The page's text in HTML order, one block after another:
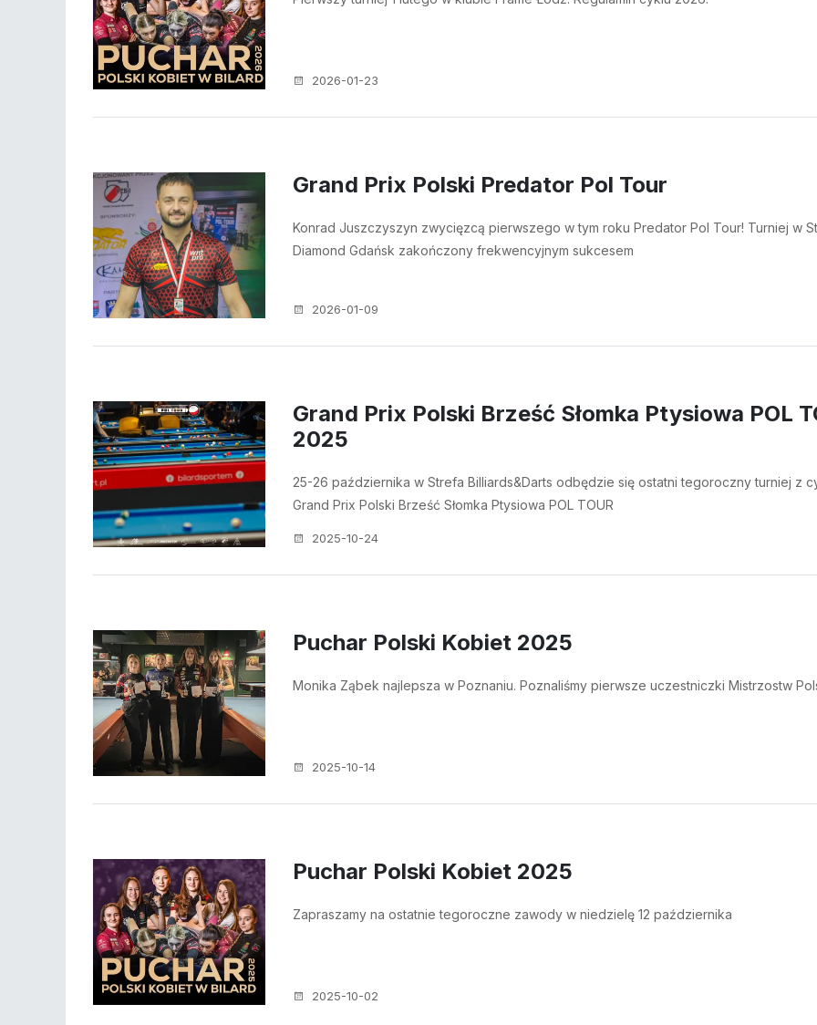
2026-01-23
Grand Prix Polski Predator Pol Tour
Konrad Juszczyszyn zwycięzcą pierwszego w tym roku Predator Pol Tour! Turniej w
Diamond Gdańsk zakończony frekwencyjnym sukcesem
2026-01-09
Grand Prix Polski Brześć Słomka Ptysiowa POL
2025
25-26 października w Strefa Billiards&Darts odbędzie się ostatni tegoroczny turniej z
Grand Prix Polski Brześć Słomka Ptysiowa POL TOUR
2025-10-24
Puchar Polski Kobiet 2025
Monika Ząbek najlepsza w Poznaniu. Poznaliśmy pierwsze uczestniczki Mistrzostw
2025-10-14
Puchar Polski Kobiet 2025
Zapraszamy na ostatnie tegoroczne zawody w niedzielę 12 października
2025-10-02